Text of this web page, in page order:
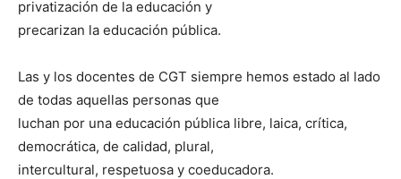
privatización de la educación y
precarizan la educación pública.
Las y los docentes de CGT siempre hemos estado al lado
de todas aquellas personas que
luchan por una educación pública libre, laica, crítica,
democrática, de calidad, plural,
intercultural, respetuosa y coeducadora.